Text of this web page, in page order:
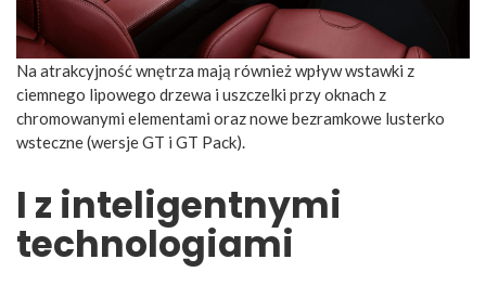
Na atrakcyjność wnętrza mają również wpływ wstawki z
ciemnego lipowego drzewa i uszczelki przy oknach z
chromowanymi elementami oraz nowe bezramkowe lusterko
wsteczne (wersje GT i GT Pack).
I z inteligentnymi
technologiami